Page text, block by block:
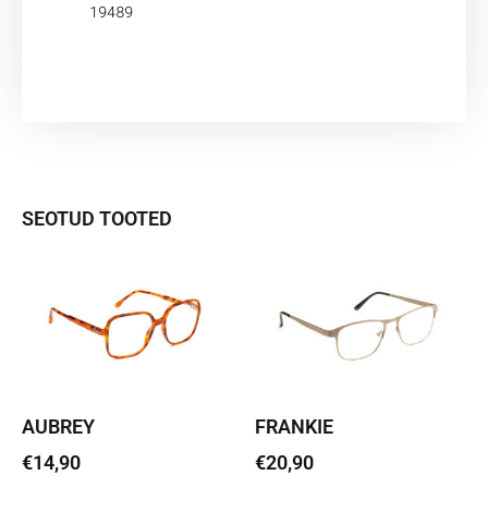
19489
SEOTUD TOOTED
AUBREY
€14,90
FRANKIE
€20,90